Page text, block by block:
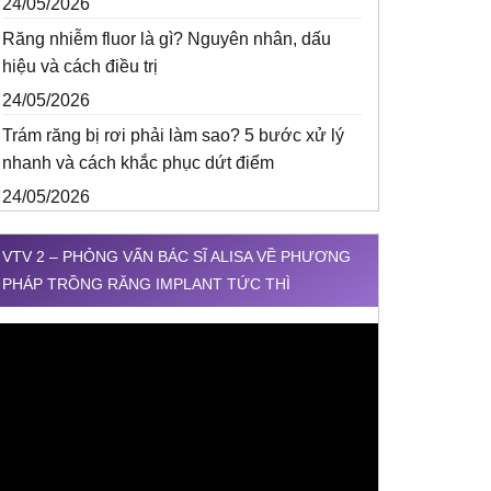
24/05/2026
Răng nhiễm fluor là gì? Nguyên nhân, dấu
hiệu và cách điều trị
24/05/2026
Trám răng bị rơi phải làm sao? 5 bước xử lý
nhanh và cách khắc phục dứt điểm
24/05/2026
VTV 2 – PHỎNG VẤN BÁC SĨ ALISA VỀ PHƯƠNG
PHÁP TRỒNG RĂNG IMPLANT TỨC THÌ